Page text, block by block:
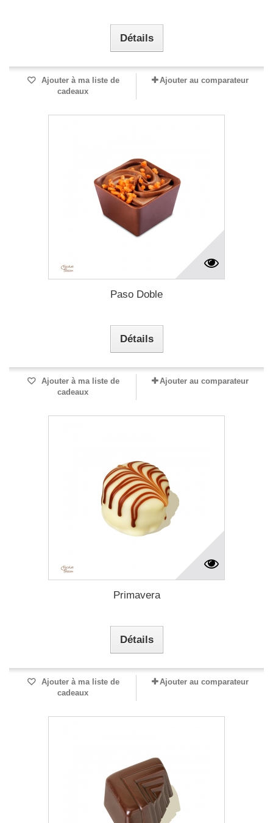
Détails
Ajouter à ma liste de
cadeaux
Ajouter au comparateur
Paso Doble
Détails
Ajouter à ma liste de
cadeaux
Ajouter au comparateur
Primavera
Détails
Ajouter à ma liste de
cadeaux
Ajouter au comparateur